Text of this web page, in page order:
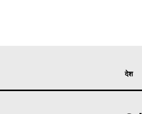
देश